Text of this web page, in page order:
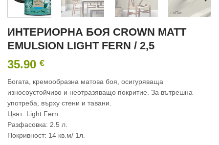
ИНТЕРИОРНА БОЯ CROWN MATT
EMULSION LIGHT FERN / 2,5
35.90 €
Богата, кремообразна матова боя, осигуряваща
износоустойчиво и неотразяващо покритие. За вътрешна
употреба, върху стени и тавани.
Цвят: Light Fern
Разфасовка: 2.5 л.
Покривност: 14 кв.м/ 1л.